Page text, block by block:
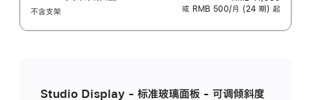
不含支架
或 RMB 500/月 (24 期) 起
Studio Display - 标准玻璃面板 - 可调倾斜度